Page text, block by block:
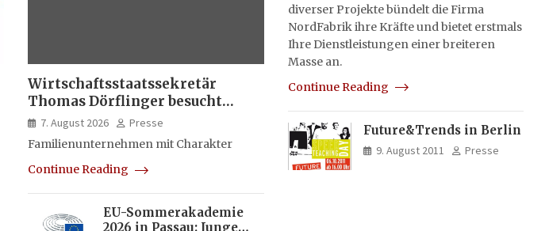
Wirtschaftsstaatssekretär
Thomas Dörflinger besucht
Handwerksbetrieb im
Kammerbezirk Freiburg
7. August 2026
Presse
Familienunternehmen mit Charakter
Continue Reading
EU-Sommerakademie
2026 in Passau: Junge
diverser Projekte bündelt die Firma
NordFabrik ihre Kräfte und bietet erstmals
Ihre Dienstleistungen einer breiteren
Masse an.
Continue Reading
Future&Trends in Berlin
9. August 2011 Presse